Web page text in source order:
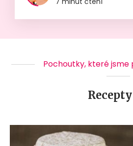
Pochoutky, které jsme
Recepty